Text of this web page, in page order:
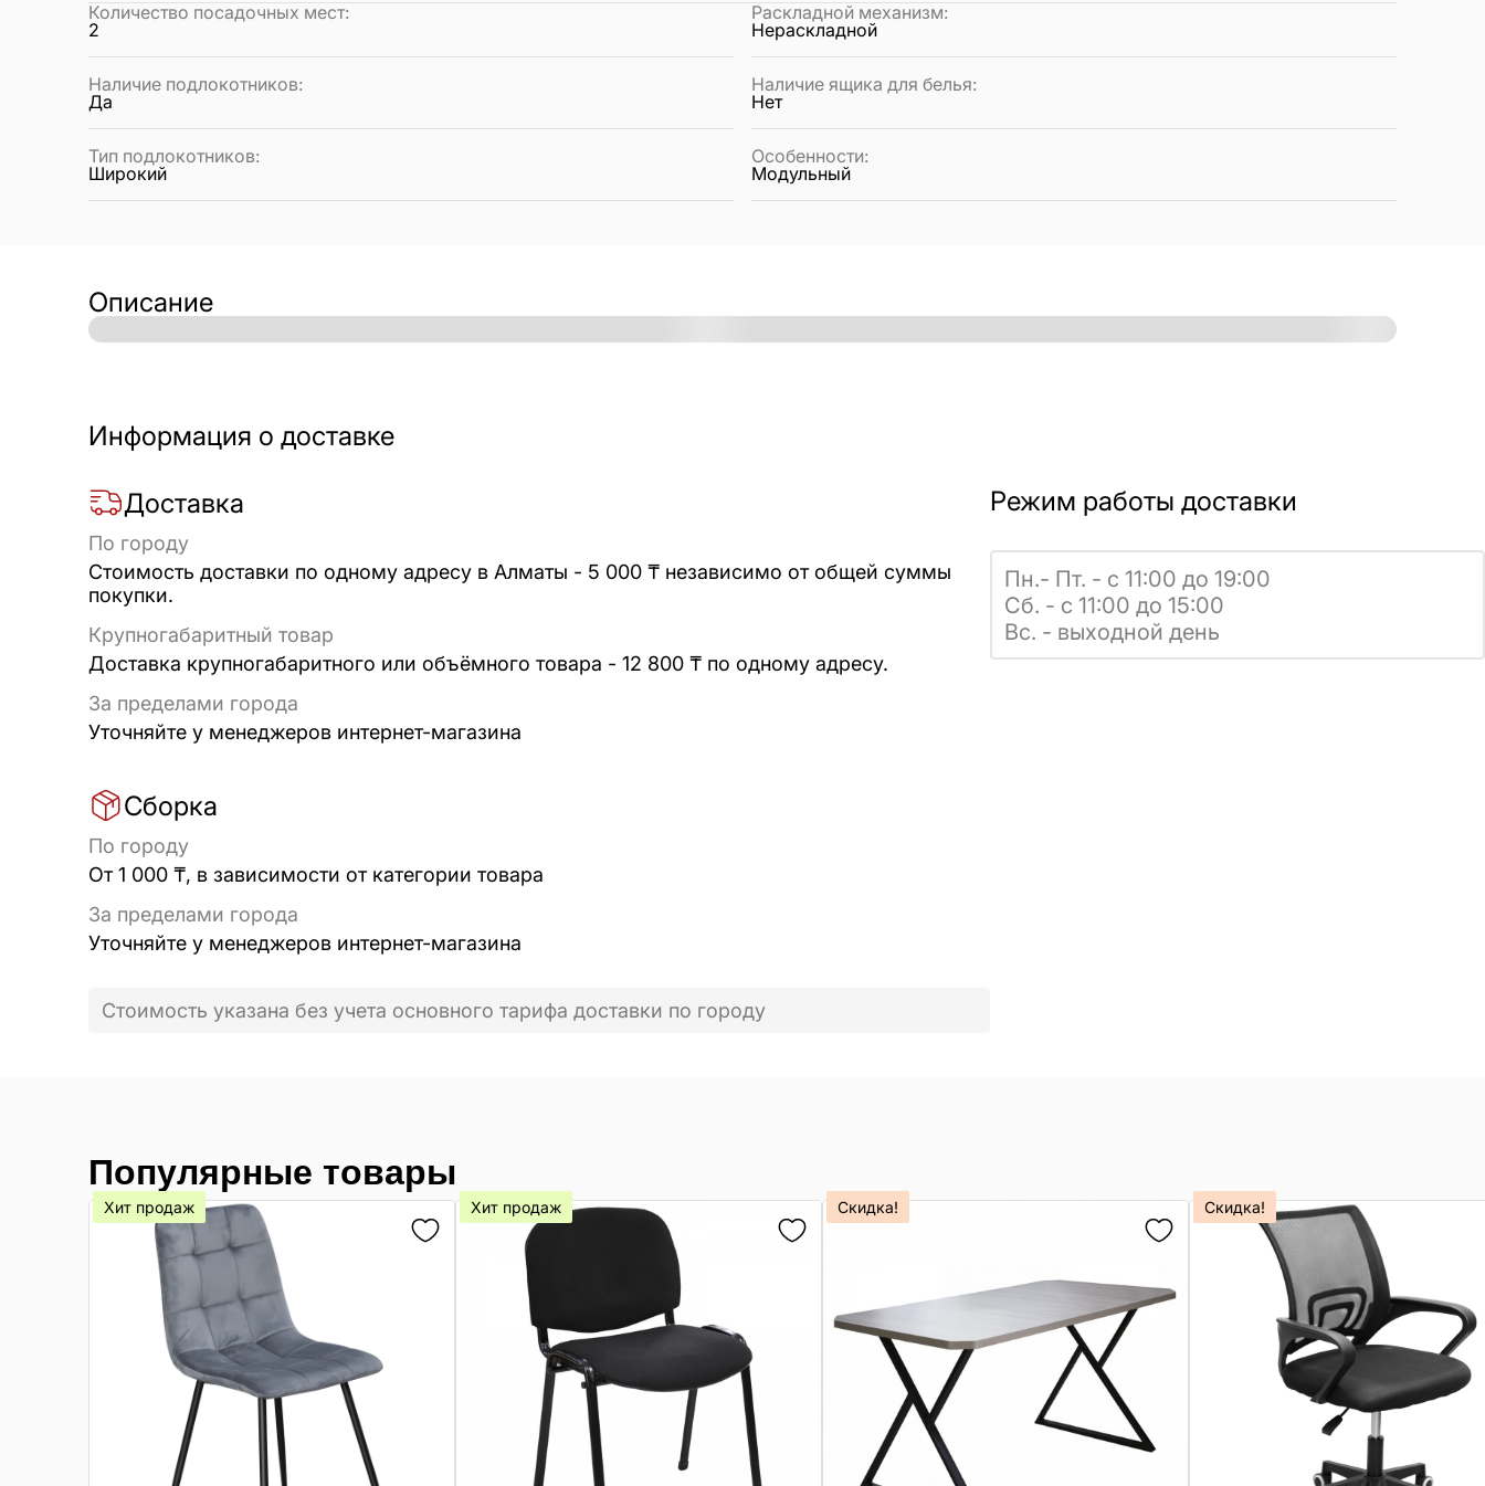
Количество посадочных мест:
2
Раскладной механизм:
Нераскладной
Наличие подлокотников:
Да
Наличие ящика для белья:
Нет
Тип подлокотников:
Широкий
Особенности:
Модульный
Описание
Информация о доставке
Доставка
По городу
Стоимость доставки по одному адресу в Алматы - 5 000 ₸ независимо от общей суммы
покупки.
Крупногабаритный товар
Доставка крупногабаритного или объёмного товара - 12 800 ₸ по одному адресу.
За пределами города
Уточняйте у менеджеров интернет-магазина
Сборка
По городу
От 1 000 ₸, в зависимости от категории товара
За пределами города
Уточняйте у менеджеров интернет-магазина
Стоимость указана без учета основного тарифа доставки по городу
Режим работы доставки
Пн.- Пт. - с 11:00 до 19:00
Сб. - с 11:00 до 15:00
Вс. - выходной день
Популярные товары
Хит продаж Хит продаж Скидка! Скидка!